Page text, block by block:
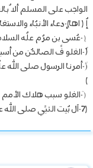
الواجب على المسلم ألا
إٌ ( اها)ٕ-دعاء الأنبٌاء
(ٖ-عٌسى بن مرٌم علٌه السلام
(ٗ-الغلو فً الصالحٌن من
(٘-أمرنا الرسول صلى الله
)
(ٙ-الغلو سبب هلاك الأمم
(7-آل بٌيت النبًي صلى الله علٌه وسلم هم أولاده وأزواجه فقط)